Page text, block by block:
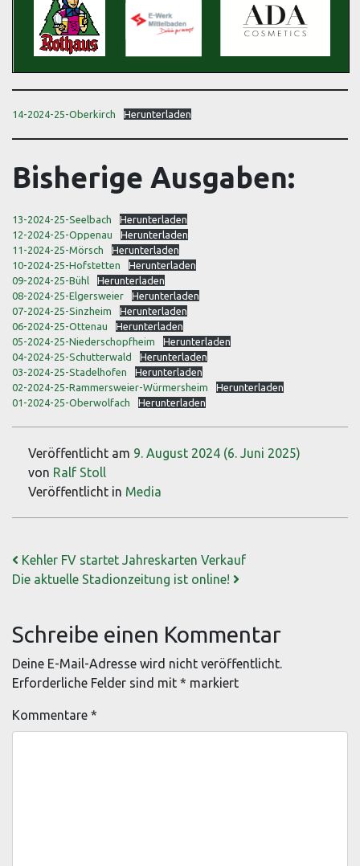
14-2024-25-Oberkirch Herunterladen
Bisherige Ausgaben:
13-2024-25-Seelbach
Herunterladen
12-2024-25-Oppenau
Herunterladen
11-2024-25-Mörsch
Herunterladen
10-2024-25-Hofstetten
Herunterladen
09-2024-25-Bühl
Herunterladen
08-2024-25-Elgersweier
Herunterladen
07-2024-25-Sinzheim
Herunterladen
06-2024-25-Ottenau
Herunterladen
05-2024-25-Niederschopfheim
Herunterladen
04-2024-25-Schutterwald
Herunterladen
03-2024-25-Stadelhofen
Herunterladen
02-2024-25-Rammersweier-Würmersheim
Herunterladen
01-2024-25-Oberwolfach
Herunterladen
Veröffentlicht am 9. August 2024 (6. Juni 2025)
von Ralf Stoll
Veröffentlicht in Media
Beitrags-Navigation
Kehler FV startet Jahreskarten Verkauf
Die aktuelle Stadionzeitung ist online!
Schreibe einen Kommentar
Deine E-Mail-Adresse wird nicht veröffentlicht.
Erforderliche Felder sind mit * markiert
Kommentare *